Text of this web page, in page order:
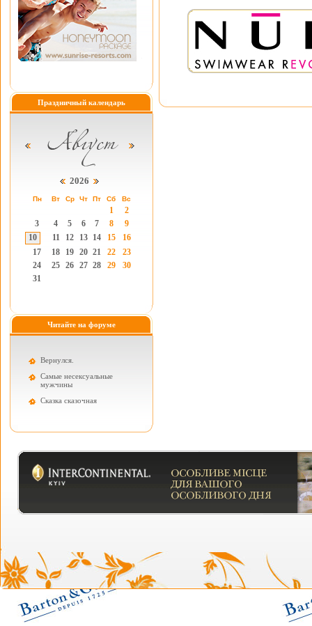
Праздничный календарь
2026
Пн Вт Ср Чт Пт Сб Вс
1
2
3
4 5 6 7 8
9
10
11 12 13 14 15
16
17
18 19 20 21 22
23
24
25 26 27 28 29
30
31
Читайте на форуме
Вернулся.
Самые несексуальные
мужчины
Cказка сказочная